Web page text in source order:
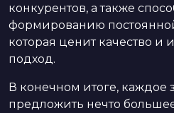
конкурентов, а также
формированию
которая ценит качество
подход.
В конечном итоге, каждое
предложить нечто